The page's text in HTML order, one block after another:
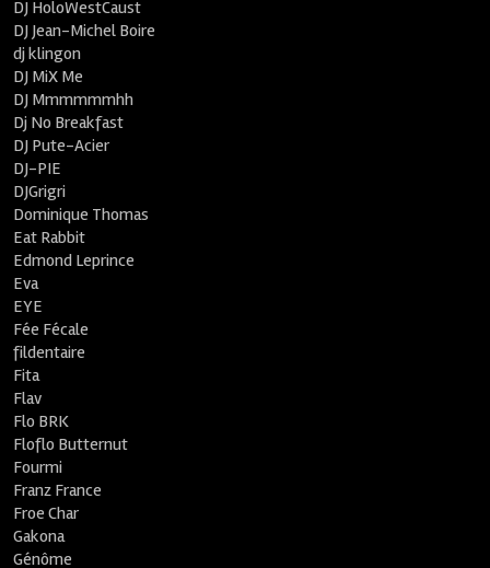
DJ HoloWestCaust
DJ Jean-Michel Boire
dj klingon
DJ MiX Me
DJ Mmmmmmhh
Dj No Breakfast
DJ Pute-Acier
DJ-PIE
DJGrigri
Dominique Thomas
Eat Rabbit
Edmond Leprince
Eva
EYE
Fée Fécale
fildentaire
Fita
Flav
Flo BRK
Floflo Butternut
Fourmi
Franz France
Froe Char
Gakona
Génôme